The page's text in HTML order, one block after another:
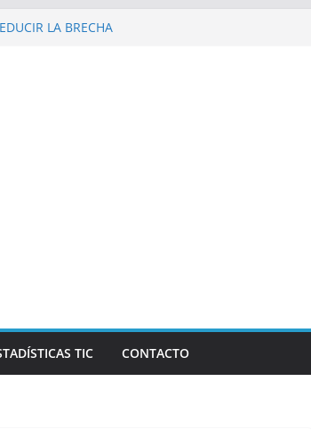
LA BRECHA
TIC CONTACTO